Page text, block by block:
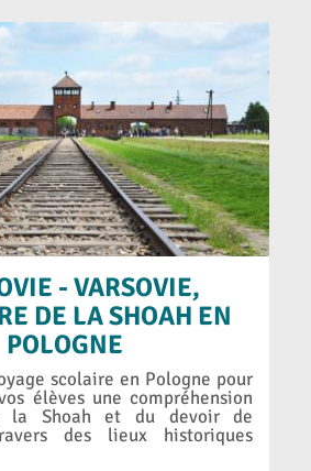
- VARSOVIE,
DE LA SHOAH EN
POLOGNE
scolaire en Pologne pour
élèves une compréhension
la Shoah et du devoir de
des lieux historiques